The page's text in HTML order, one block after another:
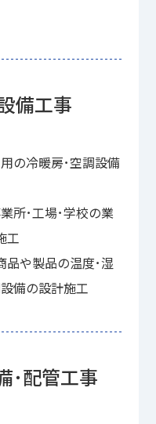
備工事
の冷暖房･空調設備
所･工場･学校の業
工
品や製品の温度･湿
備の設計施工
･配管工事